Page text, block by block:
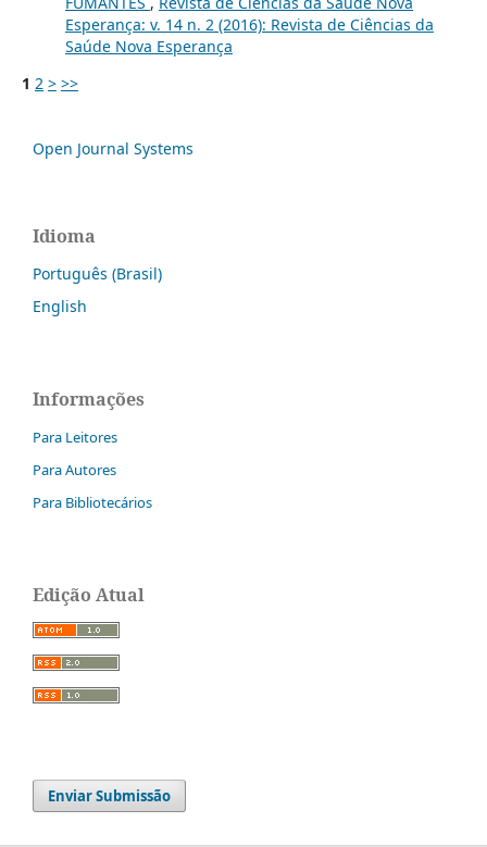
Esperança: v. 14 n. 2 (2016): Revista de Ciências da
Saúde Nova Esperança
1 2 > >>
Open Journal Systems
Idioma
Português (Brasil)
English
Informações
Para Leitores
Para Autores
Para Bibliotecários
Edição Atual
Enviar Submissão